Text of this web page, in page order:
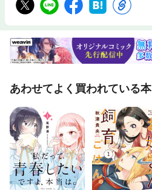
あわせてよく買われている本